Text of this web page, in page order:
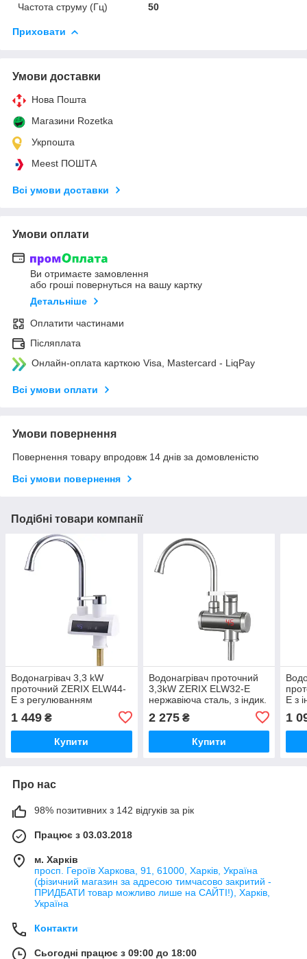
Частота струму (Гц)
50
Приховати
Умови доставки
Нова Пошта
Магазини Rozetka
Укрпошта
Meest ПОШТА
Всі умови доставки
Умови оплати
Ви отримаєте замовлення
або гроші повернуться на вашу картку
Детальніше
Оплатити частинами
Післяплата
Онлайн-оплата карткою Visa, Mastercard - LiqPay
Всі умови оплати
Умови повернення
Повернення товару впродовж 14 днів за домовленістю
Всі умови повернення
Подібні товари компанії
Водонагрівач 3,3 kW
проточний ZERIX ELW44-
E з регулюванням
потужності, з індик. темп.,
RESET, на мийку (ZX4698)
1 449 ₴
Купити
Водонагрівач проточний
3,3kW ZERIX ELW32-E
нержавіюча сталь, з індик.
темп., на мийку (ZX6150)
2 275₴
Купити
E з
1
Про нас
98% позитивних з 142 відгуків за рік
Працює з 03.03.2018
м. Харків
просп. Героїв Харкова, 91, 61000, Харків, Україна
(фізичний магазин за адресою тимчасово закритий -
ПРИДБАТИ товар можливо лише на САЙТІ!), Харків,
Україна
Контакти
Сьогодні працює з 09:00 до 18:00